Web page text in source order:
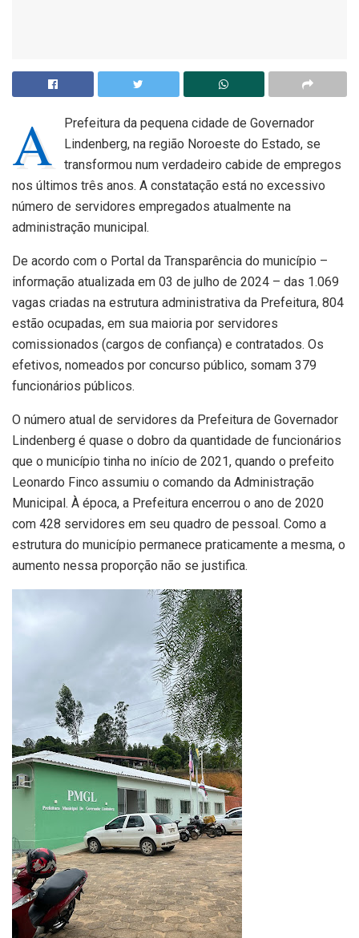
A
Prefeitura da pequena cidade de Governador
Lindenberg, na região Noroeste do Estado, se
transformou num verdadeiro cabide de empregos
nos últimos três anos. A constatação está no excessivo
número de servidores empregados atualmente na
administração municipal.
De acordo com o Portal da Transparência do município –
informação atualizada em 03 de julho de 2024 – das 1.069
vagas criadas na estrutura administrativa da Prefeitura, 804
estão ocupadas, em sua maioria por servidores
comissionados (cargos de confiança) e contratados. Os
efetivos, nomeados por concurso público, somam 379
funcionários públicos.
O número atual de servidores da Prefeitura de Governador
Lindenberg é quase o dobro da quantidade de funcionários
que o município tinha no início de 2021, quando o prefeito
Leonardo Finco assumiu o comando da Administração
Municipal. À época, a Prefeitura encerrou o ano de 2020
com 428 servidores em seu quadro de pessoal. Como a
estrutura do município permanece praticamente a mesma, o
aumento nessa proporção não se justifica.